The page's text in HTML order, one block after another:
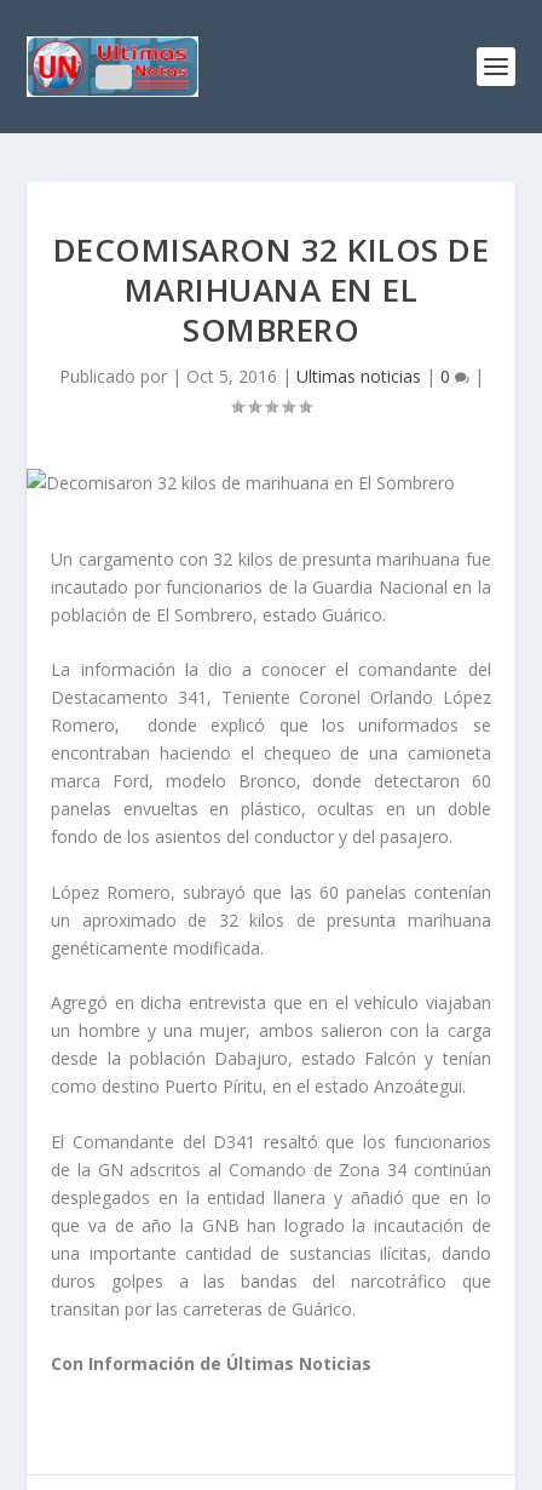
DECOMISARON 32 KILOS DE
MARIHUANA EN EL
SOMBRERO
Publicado por | Oct 5, 2016 | Ultimas noticias | 0 |
Un cargamento con 32 kilos de presunta marihuana fue
incautado por funcionarios de la Guardia Nacional en la
población de El Sombrero, estado Guárico.
La información la dio a conocer el comandante del
Destacamento 341, Teniente Coronel Orlando López
Romero, donde explicó que los uniformados se
encontraban haciendo el chequeo de una camioneta
marca Ford, modelo Bronco, donde detectaron 60
panelas envueltas en plástico, ocultas en un doble
fondo de los asientos del conductor y del pasajero.
López Romero, subrayó que las 60 panelas contenían
un aproximado de 32 kilos de presunta marihuana
genéticamente modificada.
Agregó en dicha entrevista que en el vehículo viajaban
un hombre y una mujer, ambos salieron con la carga
desde la población Dabajuro, estado Falcón y tenían
como destino Puerto Píritu, en el estado Anzoátegui.
El Comandante del D341 resaltó que los funcionarios
de la GN adscritos al Comando de Zona 34 continúan
desplegados en la entidad llanera y añadió que en lo
que va de año la GNB han logrado la incautación de
una importante cantidad de sustancias ilícitas, dando
duros golpes a las bandas del narcotráfico que
transitan por las carreteras de Guárico.
Con Información de Últimas Noticias